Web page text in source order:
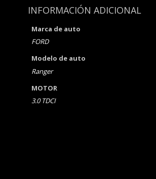
INFORMACIÓN ADICIONAL
Marca de auto
FORD
Modelo de auto
Ranger
MOTOR
3.0 TDCI